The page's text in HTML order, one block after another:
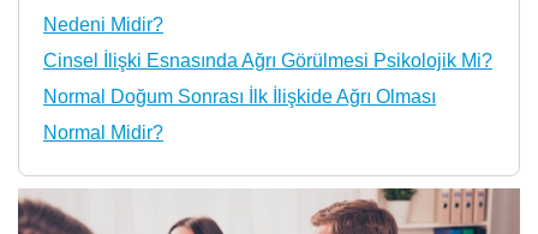
Nedeni Midir?
Cinsel İlişki Esnasında Ağrı Görülmesi Psikolojik Mi?
Normal Doğum Sonrası İlk İlişkide Ağrı Olması
Normal Midir?